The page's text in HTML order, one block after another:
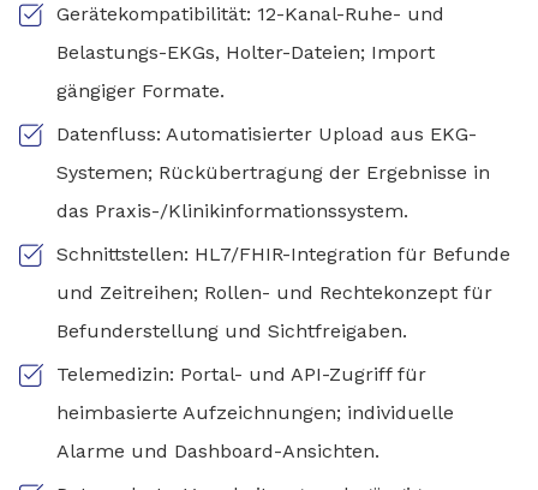
Gerätekompatibilität: 12-Kanal-Ruhe- und
Belastungs-EKGs, Holter-Dateien; Import
gängiger Formate.
Datenfluss: Automatisierter Upload aus EKG-
Systemen; Rückübertragung der Ergebnisse in
das Praxis-/Klinikinformationssystem.
Schnittstellen: HL7/FHIR-Integration für Befunde
und Zeitreihen; Rollen- und Rechtekonzept für
Befunderstellung und Sichtfreigaben.
Telemedizin: Portal- und API-Zugriff für
heimbasierte Aufzeichnungen; individuelle
Alarme und Dashboard-Ansichten.